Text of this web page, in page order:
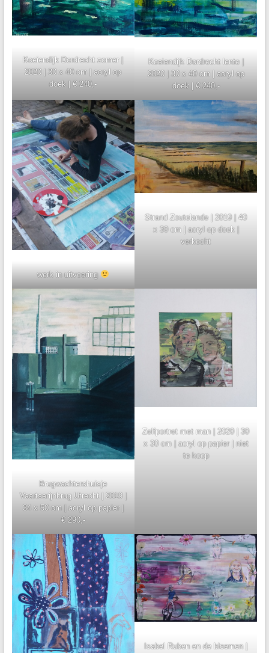
Koeiendijk Dordrecht zomer |
2020 | 30 x 40 cm | acryl op
doek | € 240,-
Koeiendijk Dordrecht lente |
2020 | 30 x 40 cm | acryl op
doek | € 240,-
werk in uitvoering
Strand Zoutelande | 2019 | 40
x 30 cm | acryl op doek |
verkocht
Brugwachtershuisje
Vaartserijnbrug Utrecht | 2019 |
34 x 50 cm | acryl op papier |
€ 290,-
Zelfportret met man | 2020 | 30
x 30 cm | acryl op papier | niet
te koop
Isabel Ruben en de bloemen |